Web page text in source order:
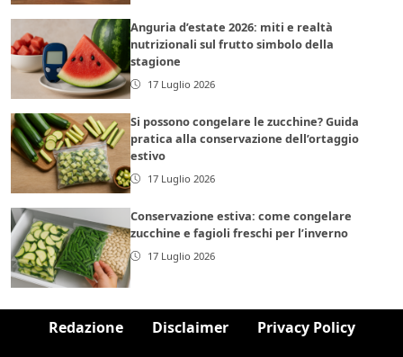
Anguria d’estate 2026: miti e realtà
nutrizionali sul frutto simbolo della
stagione
17 Luglio 2026
Si possono congelare le zucchine? Guida
pratica alla conservazione dell’ortaggio
estivo
17 Luglio 2026
Conservazione estiva: come congelare
zucchine e fagioli freschi per l’inverno
17 Luglio 2026
Redazione Disclaimer Privacy Policy